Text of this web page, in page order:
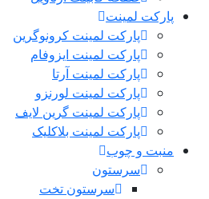
پارکت لمینت
پارکت لمینت کرونوگرین
پارکت لمینت ایزوفام
پارکت لمینت آرتا
پارکت لمینت لورنزو
پارکت لمینت گرین لایف
پارکت لمینت بلاکلیک
منبت و چوب
سرستون
سرستون تخت